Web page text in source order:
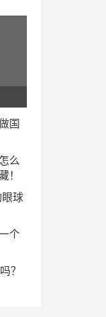
国
么
！
球
个
？